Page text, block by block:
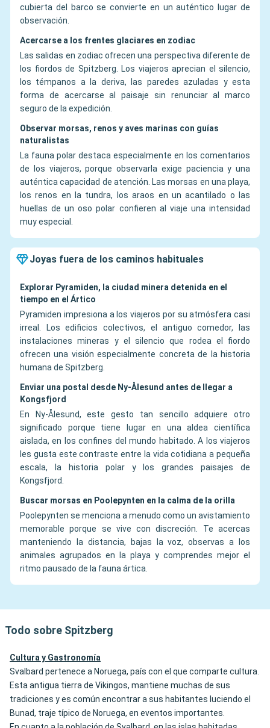
cubierta del barco se convierte en un auténtico lugar de
observación.
Acercarse a los frentes glaciares en zodiac
Las salidas en zodiac ofrecen una perspectiva diferente de
los fiordos de Spitzberg. Los viajeros aprecian el silencio,
los témpanos a la deriva, las paredes azuladas y esta
forma de acercarse al paisaje sin renunciar al marco
seguro de la expedición.
Observar morsas, renos y aves marinas con guías
naturalistas
La fauna polar destaca especialmente en los comentarios
de los viajeros, porque observarla exige paciencia y una
auténtica capacidad de atención. Las morsas en una playa,
los renos en la tundra, los araos en un acantilado o las
huellas de un oso polar confieren al viaje una intensidad
muy especial.
Joyas fuera de los caminos habituales
Explorar Pyramiden, la ciudad minera detenida en el
tiempo en el Ártico
Pyramiden impresiona a los viajeros por su atmósfera casi
irreal. Los edificios colectivos, el antiguo comedor, las
instalaciones mineras y el silencio que rodea el fiordo
ofrecen una visión especialmente concreta de la historia
humana de Spitzberg.
Enviar una postal desde Ny-Ålesund antes de llegar a
Kongsfjord
En Ny-Ålesund, este gesto tan sencillo adquiere otro
significado porque tiene lugar en una aldea científica
aislada, en los confines del mundo habitado. A los viajeros
les gusta este contraste entre la vida cotidiana a pequeña
escala, la historia polar y los grandes paisajes de
Kongsfjord.
Buscar morsas en Poolepynten en la calma de la orilla
Poolepynten se menciona a menudo como un avistamiento
memorable porque se vive con discreción. Te acercas
manteniendo la distancia, bajas la voz, observas a los
animales agrupados en la playa y comprendes mejor el
ritmo pausado de la fauna ártica.
Todo sobre Spitzberg
Cultura y Gastronomía
Svalbard pertenece a Noruega, país con el que comparte cultura.
Esta antigua tierra de Vikingos, mantiene muchas de sus
tradiciones y es común encontrar a sus habitantes luciendo el
Bunad, traje típico de Noruega, en eventos importantes.